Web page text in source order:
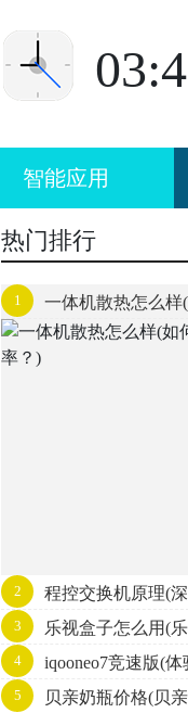
智能应用
热门排行
1
一体机散热怎么
率？)
2
程控交换机原理(
原理)
3
乐视盒子怎么用(
问题解答)
4
iqooneo7竞速版(
速版震撼上市！)
5
贝亲奶瓶价格(贝